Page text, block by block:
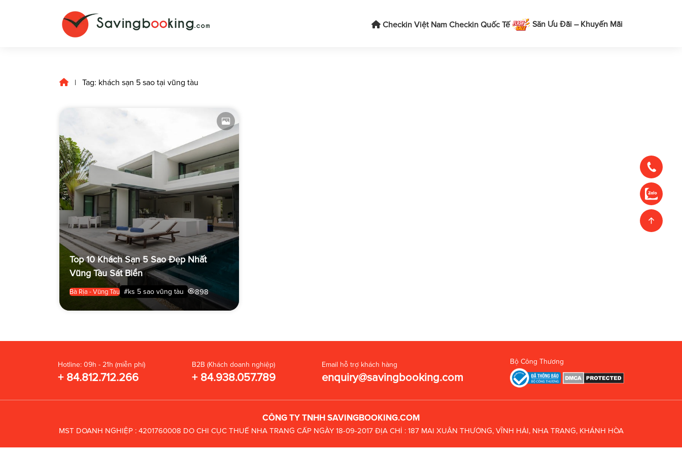
Checkin Việt Nam Checkin Quốc Tế Săn Ưu Đãi – Khuyến Mãi
| Tag: khách sạn 5 sao tại vũng tàu
Top 10 Khách Sạn 5 Sao Đẹp Nhất
Vũng Tàu Sát Biển
Bà Rịa - Vũng Tàu #ks 5 sao vũng tàu 898
Hotline: 09h - 21h (miễn phí)
+ 84.812.712.266
B2B (Khách doanh nghiệp)
+ 84.938.057.789
Email hỗ trợ khách hàng
enquiry@savingbooking.com
Bộ Công Thương
CÔNG TY TNHH SAVINGBOOKING.COM
MST DOANH NGHIỆP : 4201760008 DO CHI CỤC THUẾ NHA TRANG CẤP NGÀY 18-09-2017 ĐỊA CHỈ : 187 MAI XUÂN THƯỞNG, VĨNH HẢI, NHA TRANG, KHÁNH HÒA